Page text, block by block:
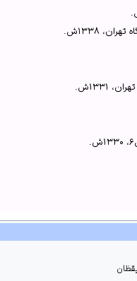
۱۳۳۸ش.
۱۳۳۱ش.